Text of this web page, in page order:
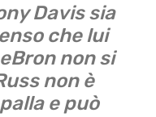
Davis sia
che lui
non si
non è
e può